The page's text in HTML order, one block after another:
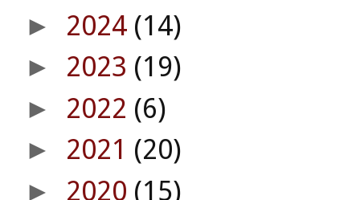
► 2024 (14)
► 2023 (19)
► 2022 (6)
► 2021 (20)
► 2020 (15)